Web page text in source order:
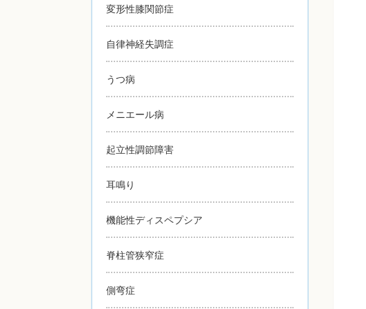
変形性膝関節症
自律神経失調症
うつ病
メニエール病
起立性調節障害
耳鳴り
機能性ディスペプシア
脊柱管狭窄症
側弯症